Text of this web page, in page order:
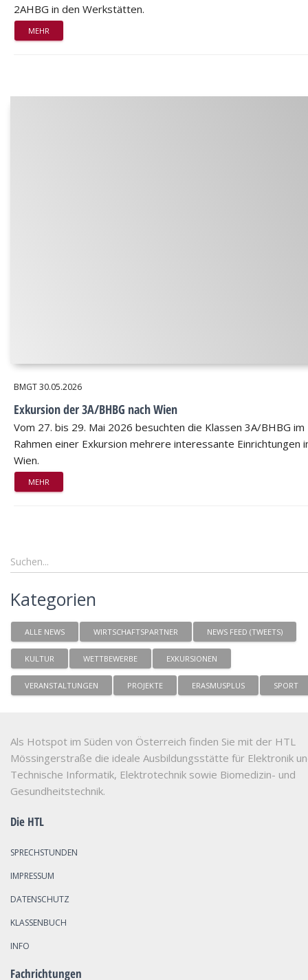
2AHBG in den Werkstätten.
MEHR
BMGT30.05.2026
Exkursion der 3A/BHBG nach Wien
Vom 27. bis 29. Mai 2026 besuchten die Klassen 3A/BHBG im
Rahmen einer Exkursion mehrere interessante Einrichtungen
Wien.
MEHR
Kategorien
ALLE NEWS WIRTSCHAFTSPARTNER NEWS FEED (TWEETS)
KULTUR WETTBEWERBE EXKURSIONEN
VERANSTALTUNGEN PROJEKTE ERASMUSPLUS SPORT
Als Hotspot im Süden von Österreich finden Sie mit der HTL
Mössingerstraße die ideale Ausbildungsstätte für Elektronik
Technische Informatik, Elektrotechnik sowie Biomedizin- und
Gesundheitstechnik.
Die HTL
SPRECHSTUNDEN
IMPRESSUM
DATENSCHUTZ
KLASSENBUCH
INFO
Fachrichtungen